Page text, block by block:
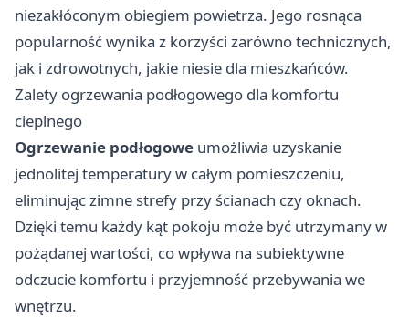
niezakłóconym obiegiem powietrza. Jego rosnąca
popularność wynika z korzyści zarówno technicznych,
jak i zdrowotnych, jakie niesie dla mieszkańców.
Zalety ogrzewania podłogowego dla komfortu
cieplnego
Ogrzewanie podłogowe umożliwia uzyskanie
jednolitej temperatury w całym pomieszczeniu,
eliminując zimne strefy przy ścianach czy oknach.
Dzięki temu każdy kąt pokoju może być utrzymany w
pożądanej wartości, co wpływa na subiektywne
odczucie komfortu i przyjemność przebywania we
wnętrzu.